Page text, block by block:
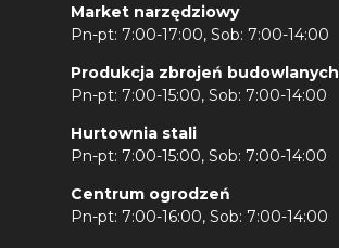
Market narzędziowy
Pn-pt: 7:00-17:00, Sob: 7:00-14:00
Produkcja zbrojeń budowlanych
Pn-pt: 7:00-15:00, Sob: 7:00-14:00
Hurtownia stali
Pn-pt: 7:00-15:00, Sob: 7:00-14:00
Centrum ogrodzeń
Pn-pt: 7:00-16:00, Sob: 7:00-14:00